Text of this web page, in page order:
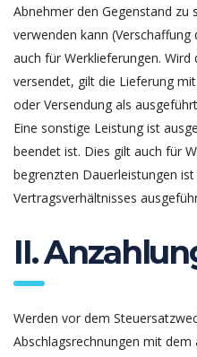
Abnehmer den Gegenstand zu
verwenden kann
auch für Werklieferungen.
versendet, gilt die Lieferung
oder Versendung als
Eine sonstige Leistung ist
beendet ist. Dies gilt auch für
begrenzten Dauerleistungen
Vertragsverhältnisses
II.
Werden vor dem
Abschlagsrechnungen mit